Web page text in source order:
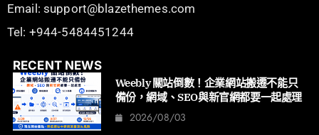
Email: support@blazethemes.com
Tel: +944-5484451244
RECENT NEWS
Weebly 關站倒數！企業網站搬遷不能只
備份，網域、SEO與新官網都要一起處理
2026/08/03